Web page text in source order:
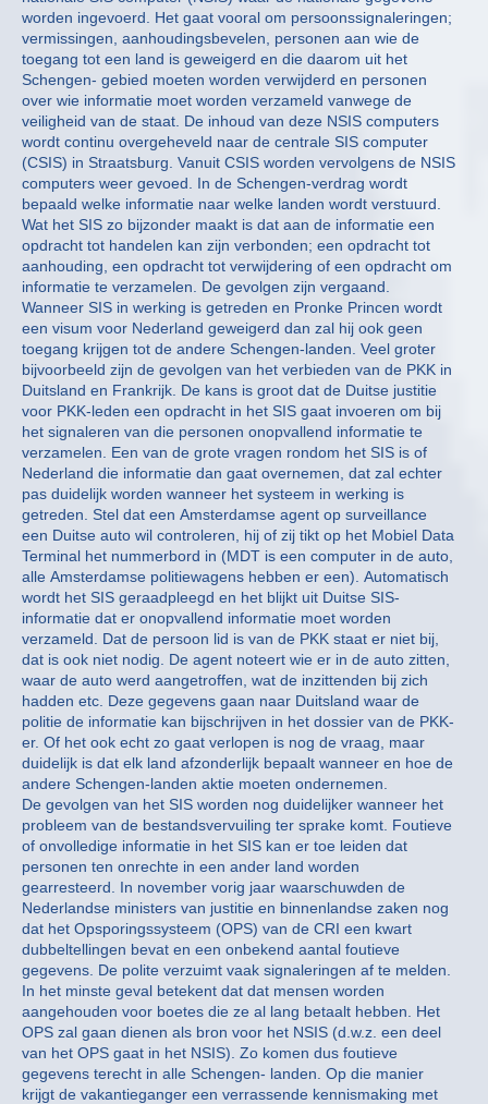
worden ingevoerd. Het gaat vooral om persoonssignaleringen;
vermissingen, aanhoudingsbevelen, personen aan wie de
toegang tot een land is geweigerd en die daarom uit het
Schengen- gebied moeten worden verwijderd en personen
over wie informatie moet worden verzameld vanwege de
veiligheid van de staat. De inhoud van deze NSIS computers
wordt continu overgeheveld naar de centrale SIS computer
(CSIS) in Straatsburg. Vanuit CSIS worden vervolgens de NSIS
computers weer gevoed. In de Schengen-verdrag wordt
bepaald welke informatie naar welke landen wordt verstuurd.
Wat het SIS zo bijzonder maakt is dat aan de informatie een
opdracht tot handelen kan zijn verbonden; een opdracht tot
aanhouding, een opdracht tot verwijdering of een opdracht om
informatie te verzamelen. De gevolgen zijn vergaand.
Wanneer SIS in werking is getreden en Pronke Princen wordt
een visum voor Nederland geweigerd dan zal hij ook geen
toegang krijgen tot de andere Schengen-landen. Veel groter
bijvoorbeeld zijn de gevolgen van het verbieden van de PKK in
Duitsland en Frankrijk. De kans is groot dat de Duitse justitie
voor PKK-leden een opdracht in het SIS gaat invoeren om bij
het signaleren van die personen onopvallend informatie te
verzamelen. Een van de grote vragen rondom het SIS is of
Nederland die informatie dan gaat overnemen, dat zal echter
pas duidelijk worden wanneer het systeem in werking is
getreden. Stel dat een Amsterdamse agent op surveillance
een Duitse auto wil controleren, hij of zij tikt op het Mobiel Data
Terminal het nummerbord in (MDT is een computer in de auto,
alle Amsterdamse politiewagens hebben er een). Automatisch
wordt het SIS geraadpleegd en het blijkt uit Duitse SIS-
informatie dat er onopvallend informatie moet worden
verzameld. Dat de persoon lid is van de PKK staat er niet bij,
dat is ook niet nodig. De agent noteert wie er in de auto zitten,
waar de auto werd aangetroffen, wat de inzittenden bij zich
hadden etc. Deze gegevens gaan naar Duitsland waar de
politie de informatie kan bijschrijven in het dossier van de PKK-
er. Of het ook echt zo gaat verlopen is nog de vraag, maar
duidelijk is dat elk land afzonderlijk bepaalt wanneer en hoe de
andere Schengen-landen aktie moeten ondernemen.
De gevolgen van het SIS worden nog duidelijker wanneer het
probleem van de bestandsvervuiling ter sprake komt. Foutieve
of onvolledige informatie in het SIS kan er toe leiden dat
personen ten onrechte in een ander land worden
gearresteerd. In november vorig jaar waarschuwden de
Nederlandse ministers van justitie en binnenlandse zaken nog
dat het Opsporingssysteem (OPS) van de CRI een kwart
dubbeltellingen bevat en een onbekend aantal foutieve
gegevens. De polite verzuimt vaak signaleringen af te melden.
In het minste geval betekent dat dat mensen worden
aangehouden voor boetes die ze al lang betaalt hebben. Het
OPS zal gaan dienen als bron voor het NSIS (d.w.z. een deel
van het OPS gaat in het NSIS). Zo komen dus foutieve
gegevens terecht in alle Schengen- landen. Op die manier
krijgt de vakantieganger een verrassende kennismaking met